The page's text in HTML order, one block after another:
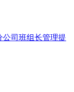
公司班组长管理提